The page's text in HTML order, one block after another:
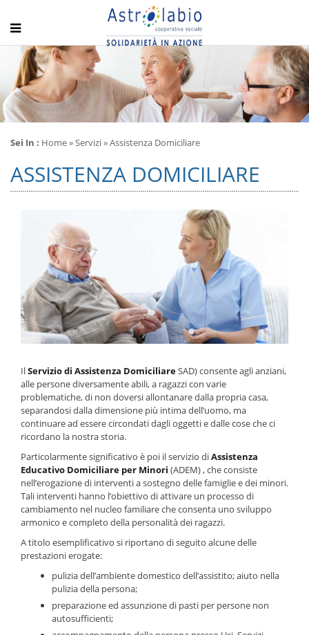
Sei In : Home»Servizi» Assistenza Domiciliare
ASSISTENZA DOMICILIARE
IlServizio di Assistenza DomiciliareSAD) consente agli anziani,
alle persone diversamente abili, a ragazzi con varie
problematiche, di non doversi allontanare dalla propria casa,
separandosi dalla dimensione più intima dell’uomo, ma
continuare ad essere circondati dagli oggetti e dalle cose che ci
ricordano la nostra storia.
Particolarmente significativo è poi il servizio diAssistenza
Educativo Domiciliare per Minori (ADEM) , che consiste
nell’erogazione di interventi a sostegno delle famiglie e dei minori.
Tali interventi hanno l’obiettivo di attivare un processo di
cambiamento nel nucleo familiare che consenta uno sviluppo
armonico e completo della personalità dei ragazzi.
A titolo esemplificativo si riportano di seguito alcune delle
prestazioni erogate:
pulizia dell’ambiente domestico dell’assistito; aiuto nella
pulizia della persona;
preparazione ed assunzione di pasti per persone non
autosufficienti;